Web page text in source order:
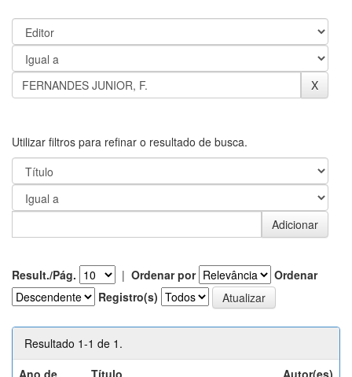
Utilizar filtros para refinar o resultado de busca.
Result./Pág. | Ordenar por
Ordenar
Registro(s)
Resultado 1-1 de 1.
Ano de
Título Autor(es)